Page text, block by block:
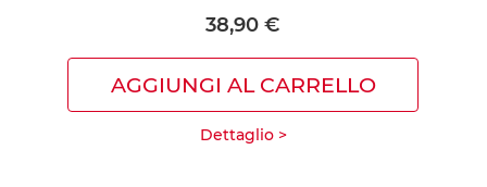
38,90 €
AGGIUNGI AL CARRELLO
Dettaglio >